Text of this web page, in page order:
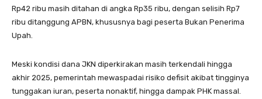
Rp42 ribu masih ditahan di angka Rp35 ribu, dengan selisih Rp7
ribu ditanggung APBN, khususnya bagi peserta Bukan Penerima
Upah.
Meski kondisi dana JKN diperkirakan masih terkendali hingga
akhir 2025, pemerintah mewaspadai risiko defisit akibat tingginya
tunggakan iuran, peserta nonaktif, hingga dampak PHK massal.